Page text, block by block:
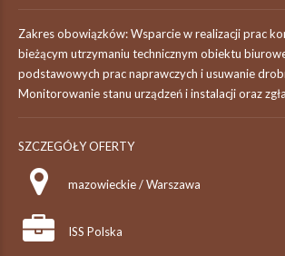
Zakres obowiązków: Wsparcie w realizacji prac
bieżącym utrzymaniu technicznym obiektu
podstawowych prac naprawczych i usuwanie
Monitorowanie stanu urządzeń i instalacji oraz
SZCZEGÓŁY OFERTY
mazowieckie / Warszawa
ISS Polska